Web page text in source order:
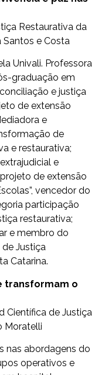
Restaurativa da
Santos e Costa
Univali. Professora
graduação em
e justiça
de extensão
e
de
e restaurativa;
e
de extensão
vencedor do
participação
restaurativa;
e membro do
Justiça
Catarina.
transformam o
Científica de Justiça
Moratelli
nas abordagens do
operativos e